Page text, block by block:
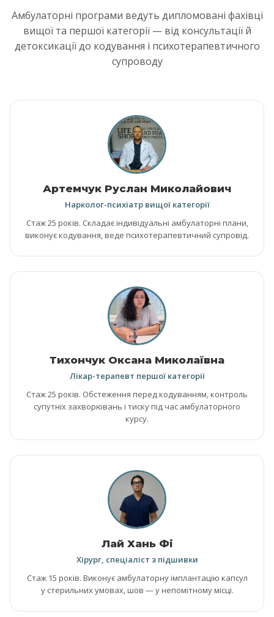
Амбулаторні програми ведуть дипломовані фахівці
вищої та першої категорії — від консультації й
детоксикації до кодування і психотерапевтичного
супроводу
Артемчук Руслан Миколайович
Нарколог-психіатр вищої категорії
Стаж 25 років. Складає індивідуальні амбулаторні плани,
виконує кодування, веде психотерапевтичний супровід.
Тихончук Оксана Миколаївна
Лікар-терапевт першої категорії
Стаж 25 років. Обстеження перед кодуванням, контроль
супутніх захворювань і тиску під час амбулаторного
курсу.
Лай Хань Фі
Хірург, спеціаліст з підшивки
Стаж 15 років. Виконує амбулаторну імплантацію капсул
у стерильних умовах, шов — у непомітному місці.